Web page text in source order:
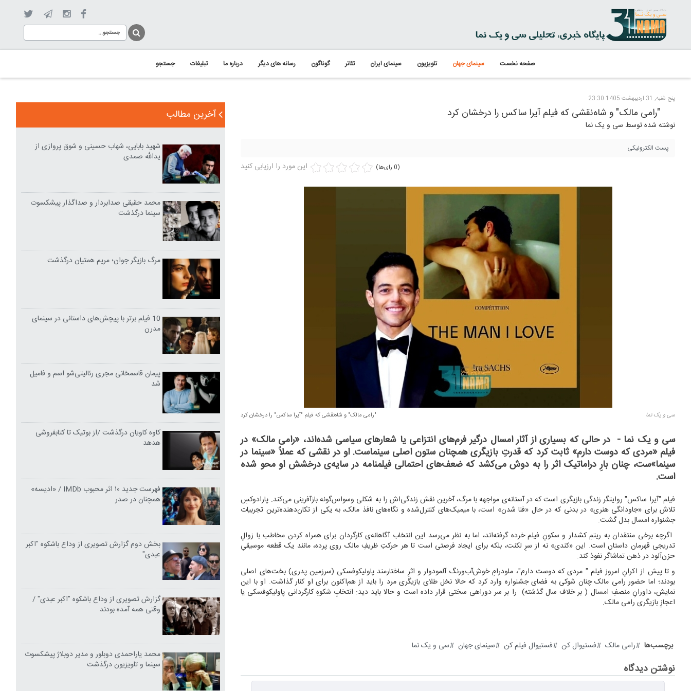
صفحه نخست سینمای جهان تلویزیون سینمای ایران تئاتر گوناگون رسانه های دیگر درباره ما تبلیغات جستجو
پنج شنبه, 31 ارديبهشت 1405 23:30
"رامی مالک" و شاه‌نقشی که فیلم آیرا ساکس را درخشان کرد
نوشته شده توسط سی و یک نما
پست الکترونیکی
این مورد را ارزیابی کنید (0 رای‌ها)
"رامی مالک" و شاه‌نقشی که فیلم "آیرا ساکس" را درخشان کرد سی و یک نما
سی و یک نما - در حالی که بسیاری از آثار امسال درگیر فرم‌های انتزاعی یا شعارهای سیاسی شده‌اند، «رامی مالک» در
فیلم «مردی که دوست دارم» ثابت کرد که قدرتِ بازیگری همچنان ستون اصلی سینماست. او در نقشی که عملاً «سینما در
سینما»ست، چنان بارِ دراماتیک اثر را به دوش می‌کشد که ضعف‌های احتمالی فیلمنامه در سایه‌ی درخشش او محو شده
است.
فیلم "آیرا ساکس" روایتگر زندگی بازیگری است که در آستانه‌ی مواجهه با مرگ، آخرین نقش زندگی‌اش را به شکلی وسواس‌گونه بازآفرینی می‌کند. پارادوکسِ
تلاش برای «جاودانگی هنری» در بدنی که در حال «فنا شدن» است، با میمیک‌های کنترل‌شده و نگاه‌های نافذ مالک، به یکی از تکان‌دهنده‌ترین تجربیات
جشنواره امسال بدل گشت.
‌ اگرچه برخی منتقدان به ریتمِ کشدار و سکونِ فیلم خرده گرفته‌اند، اما به نظر می‌رسد این انتخاب آگاهانه‌ی کارگردان برای همراه کردن مخاطب با زوالِ
تدریجی قهرمان داستان است. این «کندی» نه از سرِ لکنت، بلکه برای ایجاد فرصتی است تا هر حرکتِ ظریفِ مالک روی پرده، مانند یک قطعه‌ موسیقیِ
حزن‌آلود در ذهن تماشاگر نفوذ کند.
‌و تا پیش از اکرانِ امروز فیلم " مردی که دوست دارم"، ملودرامِ خوش‌آب‌ورنگ آلمودوار و اثرِ ساختارمند پاولیکوفسکی (سرزمین پدری) بخت‌های اصلی
بودند؛ اما حضور رامی مالک چنان شوکی به فضای جشنواره وارد کرد که حالا نخل طلای بازیگری مرد را باید از هم‌اکنون برای او کنار گذاشت. او با این
نمایش، داورانِ منصفِ امسال ( بر خلاف سال گذشته) را بر سر دوراهی سختی قرار داده است و حالا باید دید: انتخابِ شکوهِ کارگردانی پاولیکوفسکی یا
اعجازِ بازیگری رامی مالک.
برچسب‌ها رامی مالک فستیوال کن فستیوال فیلم کن سینمای جهان سی و یک نما
نوشتن دیدگاه
آخرین مطالب
شهید بابایی، شهاب حسینی و شوق پروازی از
یدالله صمدی
محمد حقیقی صدابردار و صداگذار پیشکسوت
سینما درگذشت
مرگ بازیگر جوان؛ مریم همتیان درگذشت
10 فیلم برتر با پیچش‌های داستانی در سینمای
مدرن
پیمان قاسمخانی مجری رئالیتی‌شو اسم و فامیل
شد
کاوه کاویان درگذشت /از بوتیک تا کتابفروشی
هدهد
فهرست جدید ۱۰ اثر محبوب IMDb / «ادیسه»
همچنان در صدر
بخش دوم گزارش تصویری از وداع باشکوه "اکبر
عبدی"
گزارش تصویری از وداع باشکوه "اکبر عبدی" /
وقتی همه آمده بودند
محمد یاراحمدی دوبلور و مدیر دوبلاژ پیشکسوت
سینما و تلویزیون درگذشت